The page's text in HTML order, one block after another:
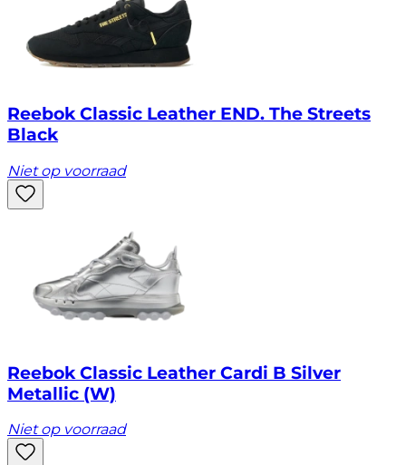
Reebok Classic Leather END. The Streets
Black
Niet op voorraad
Reebok Classic Leather Cardi B Silver
Metallic (W)
Niet op voorraad